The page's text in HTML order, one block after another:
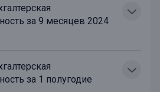
за 9 месяцев 2024
за 1 полугодие